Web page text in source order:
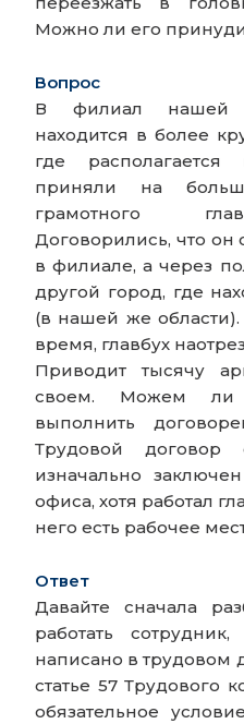
Можно ли его
Вопрос
В филиал нашей
находится в более
где
приняли на
грамотного
Договорились, что он
в филиале, а через
другой город, где
(в нашей же
время, главбух
Приводит тысячу
своем. Можем ли
выполнить
Трудовой
изначально
офиса, хотя работал
него есть рабочее
Ответ
Давайте сначала
работать
написано в трудовом
статье 57 Трудового
обязательное